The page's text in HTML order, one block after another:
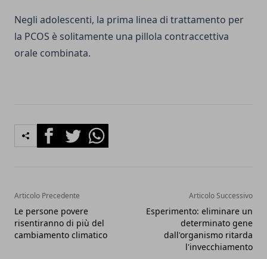
Negli adolescenti, la prima linea di trattamento per
la PCOS è solitamente una pillola contraccettiva
orale combinata.
FacebookTwitterWhatsapp
Articolo Precedente
Le persone povere
risentiranno di più del
cambiamento climatico
Articolo Successivo
Esperimento: eliminare un
determinato gene
dall'organismo ritarda
l'invecchiamento